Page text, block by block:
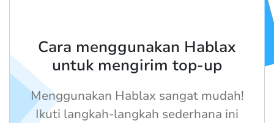
Cara menggunakan Hablax
untuk mengirim top-up
Menggunakan Hablax sangat mudah!
Ikuti langkah-langkah sederhana ini